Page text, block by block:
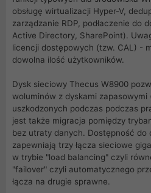
obsługę wirtualizacji Hyper-V,
zarządzanie RDP, podłaczenie do
Active Directory, SharePoint).
licencji dostępowych (tzw. CAL) -
dowolna ilość użytkowników.
Dysk sieciowy Thecus W8900
woluminów z dyskami
uszkodzonych podczas podczas
jest także migracja pomiędzy
bez utraty danych. Dostępność do
zapewniają trzy łącza sieciowe
w trybie "load balancing" czyli
"failover" czyli automatycznego
łącza na drugie sprawne.